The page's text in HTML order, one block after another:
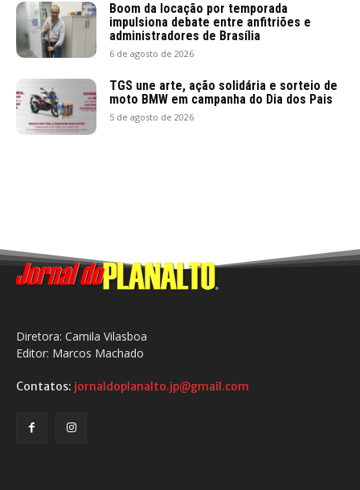
Boom da locação por temporada
impulsiona debate entre anfitriões e
administradores de Brasília
6 de agosto de 2026
TGS une arte, ação solidária e sorteio de
moto BMW em campanha do Dia dos Pais
5 de agosto de 2026
Diretora: Camila Vilasboa
Editor: Marcos Machado
Contatos: jornaldoplanalto.jp@gmail.com